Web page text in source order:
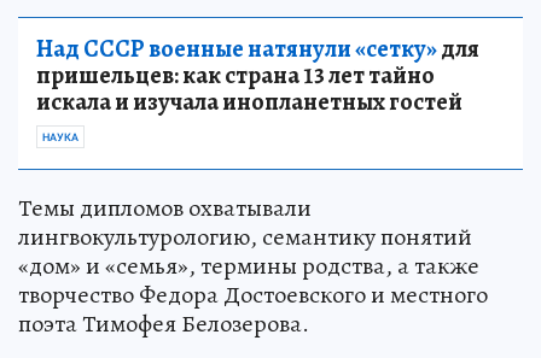
Над СССР военные натянули «сетку»для
пришельцев: как страна 13 лет тайно
искала и изучала инопланетных гостей
НАУКА
Темы дипломов охватывали
лингвокультурологию, семантику понятий
«дом» и «семья», термины родства, а также
творчество Федора Достоевского и местного
поэта Тимофея Белозерова.